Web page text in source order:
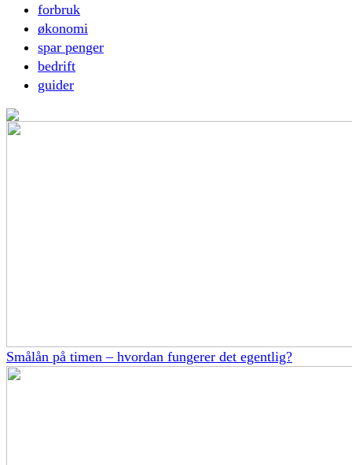
forbruk
økonomi
spar penger
bedrift
guider
Smålån på timen – hvordan fungerer det egentlig?